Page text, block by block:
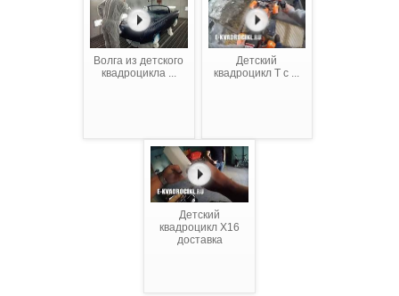
Волга из детского
квадроцикла ...
Детский
квадроцикл T с ...
Детский
квадроцикл X16
доставка